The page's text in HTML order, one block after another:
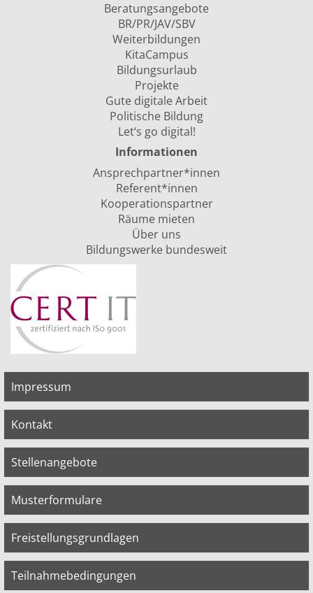
Beratungsangebote
BR/PR/JAV/SBV
Weiterbildungen
KitaCampus
Bildungsurlaub
Projekte
Gute digitale Arbeit
Politische Bildung
Let‘s go digital!
Informationen
Ansprechpartner*innen
Referent*innen
Kooperationspartner
Räume mieten
Über uns
Bildungswerke bundesweit
Impressum
Kontakt
Stellenangebote
Musterformulare
Freistellungsgrundlagen
Teilnahmebedingungen